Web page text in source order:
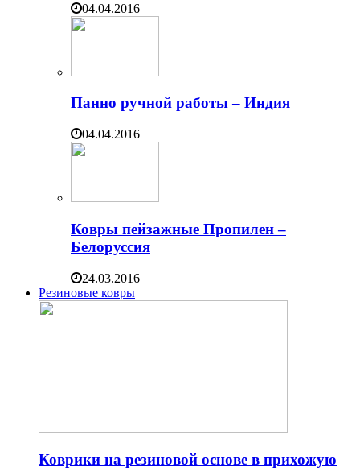
04.04.2016
Панно ручной работы – Индия
04.04.2016
Ковры пейзажные Пропилен –
Белоруссия
24.03.2016
Резиновые ковры
Коврики на резиновой основе в прихожую